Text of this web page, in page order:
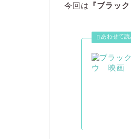
今回は 『ブラッ